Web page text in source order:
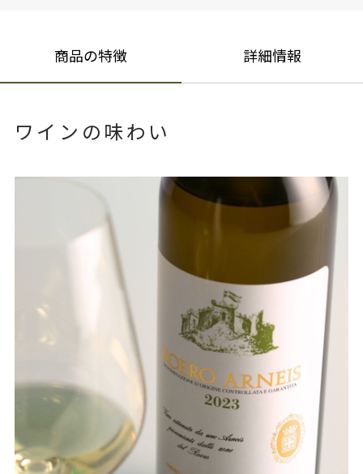
商品の特徴 詳細情報
ワインの味わい